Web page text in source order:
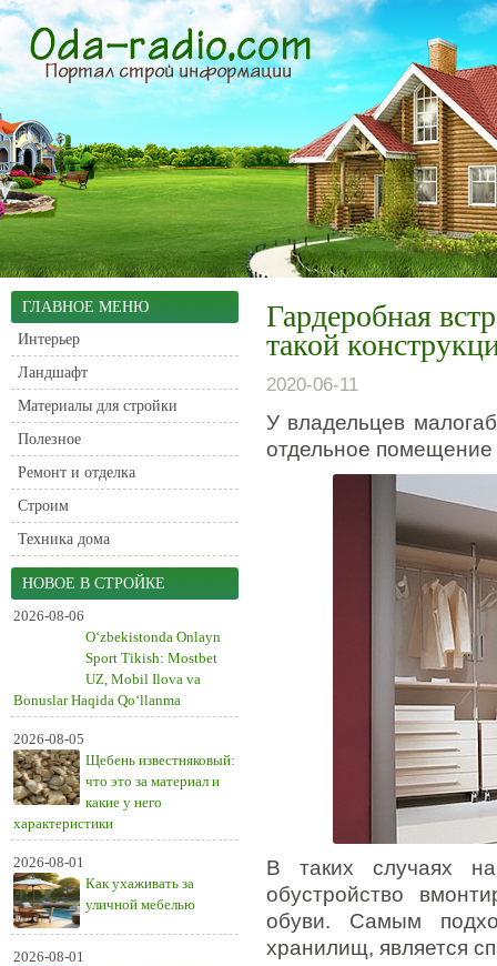
ГЛАВНОЕ МЕНЮ
Интерьер
Ландшафт
Материалы для стройки
Полезное
Ремонт и отделка
Строим
Техника дома
НОВОЕ В СТРОЙКЕ
2026-08-06
O‘zbekistonda Onlayn
Sport Tikish: Mostbet
UZ, Mobil Ilova va
Bonuslar Haqida Qo‘llanma
2026-08-05
Щебень известняковый:
что это за материал и
какие у него
характеристики
2026-08-01
Как ухаживать за
уличной мебелью
2026-08-01
Гардеробная
такой
2020-06-11
У владельцев
отдельное
В таких случаях
обустройство
обуви. Самым
хранилищ, является